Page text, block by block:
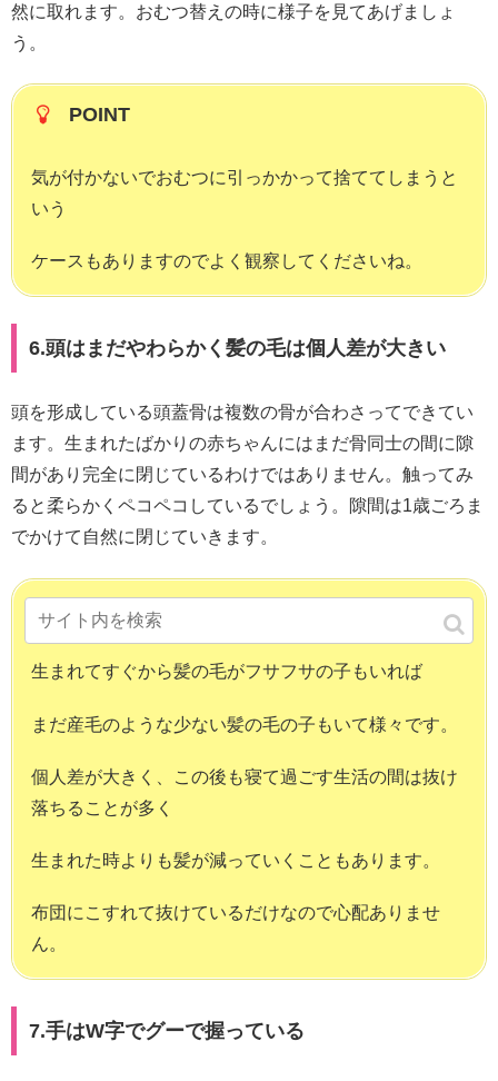
然に取れます。おむつ替えの時に様子を見てあげましょ
う。
POINT
気が付かないでおむつに引っかかって捨ててしまうと
いう
ケースもありますのでよく観察してくださいね。
6.頭はまだやわらかく髪の毛は個人差が大きい
頭を形成している頭蓋骨は複数の骨が合わさってできてい
ます。生まれたばかりの赤ちゃんにはまだ骨同士の間に隙
間があり完全に閉じているわけではありません。触ってみ
ると柔らかくペコペコしているでしょう。隙間は1歳ごろま
でかけて自然に閉じていきます。
POINT
生まれてすぐから髪の毛がフサフサの子もいれば
まだ産毛のような少ない髪の毛の子もいて様々です。
個人差が大きく、この後も寝て過ごす生活の間は抜け
落ちることが多く
生まれた時よりも髪が減っていくこともあります。
布団にこすれて抜けているだけなので心配ありませ
ん。
7.手はW字でグーで握っている